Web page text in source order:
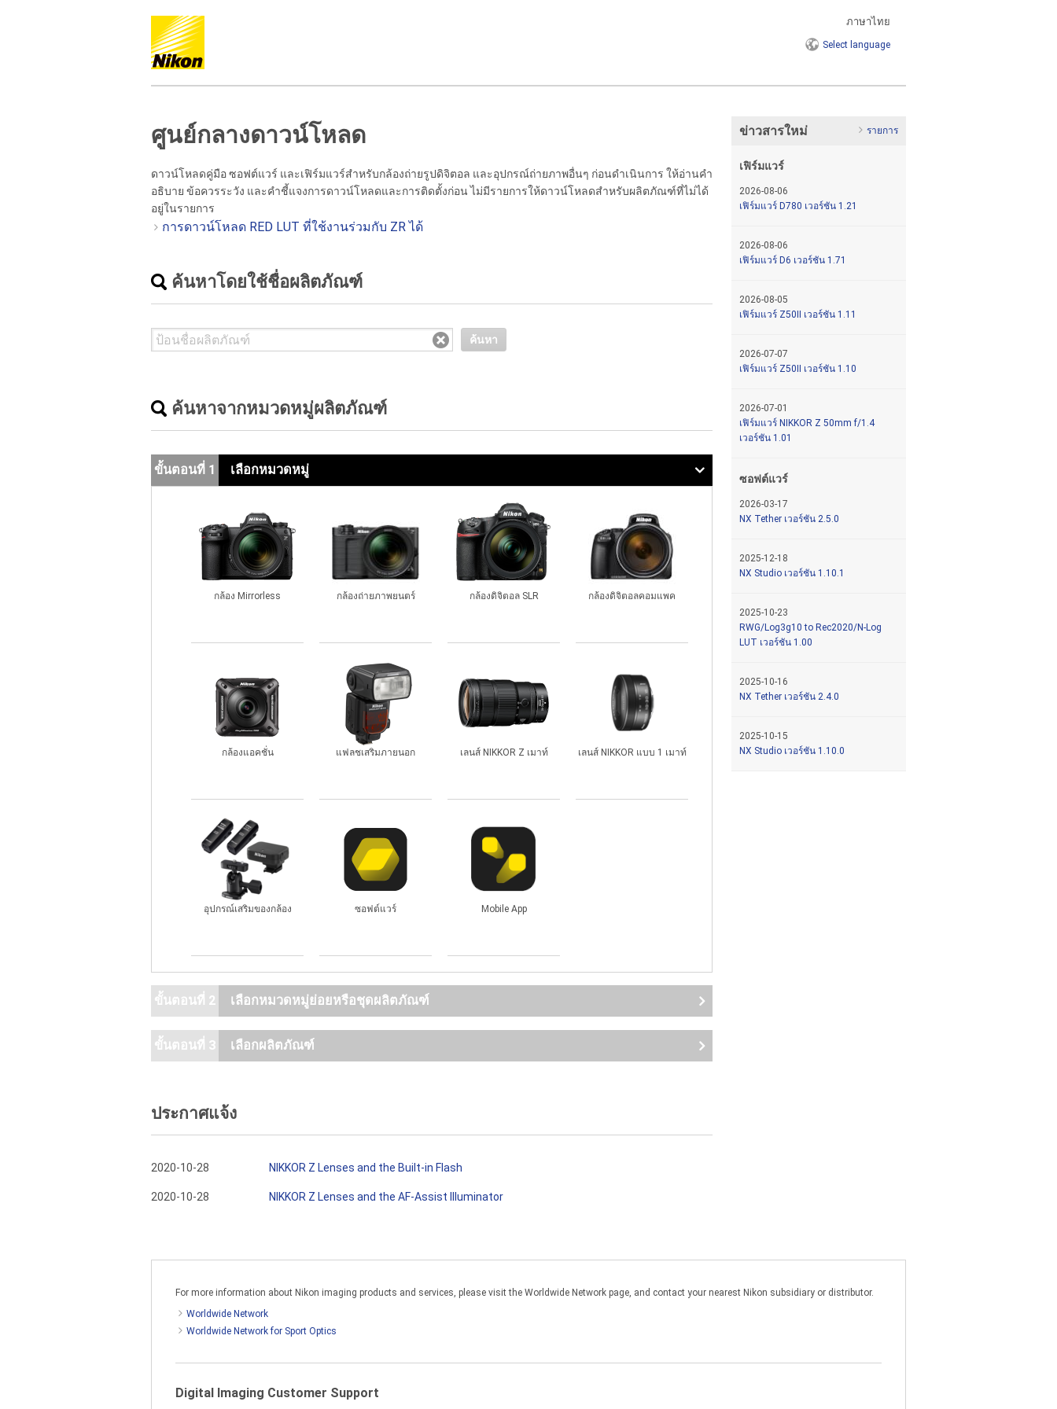
ภาษาไทย
Select language
ศูนย์กลางดาวน์โหลด
ดาวน์โหลดคู่มือ ซอฟต์แวร์ และเฟิร์มแวร์สำหรับกล้องถ่ายรูปดิจิตอล และอุปกรณ์ถ่ายภาพอื่นๆ ก่อนดำเนินการ ให้อ่านคำ
อธิบาย ข้อควรระวัง และคำชี้แจงการดาวน์โหลดและการติดตั้งก่อน ไม่มีรายการให้ดาวน์โหลดสำหรับผลิตภัณฑ์ที่ไม่ได้
อยู่ในรายการ
การดาวน์โหลด RED LUT ที่ใช้งานร่วมกับ ZR ได้
ค้นหาโดยใช้ชื่อผลิตภัณฑ์
ค้นหา
ค้นหาจากหมวดหมู่ผลิตภัณฑ์
ขั้นตอนที่ 1 เลือกหมวดหมู่
กล้อง Mirrorless กล้องถ่ายภาพยนตร์ กล้องดิจิตอล SLR กล้องดิจิตอลคอมแพค
กล้องแอคชั่น แฟลชเสริมภายนอก เลนส์ NIKKOR Z เมาท์ เลนส์ NIKKOR แบบ 1 เมาท์
อุปกรณ์เสริมของกล้อง ซอฟต์แวร์ Mobile App
ขั้นตอนที่ 2 เลือกหมวดหมู่ย่อยหรือชุดผลิตภัณฑ์
ขั้นตอนที่ 3 เลือกผลิตภัณฑ์
ประกาศแจ้ง
2020-10-28 NIKKOR Z Lenses and the Built-in Flash
2020-10-28 NIKKOR Z Lenses and the AF-Assist Illuminator
ข่าวสารใหม่ รายการ
เฟิร์มแวร์
2026-08-06
เฟิร์มแวร์ D780 เวอร์ชัน 1.21
2026-08-06
เฟิร์มแวร์ D6 เวอร์ชัน 1.71
2026-08-05
เฟิร์มแวร์ Z50II เวอร์ชัน 1.11
2026-07-07
เฟิร์มแวร์ Z50II เวอร์ชัน 1.10
2026-07-01
เฟิร์มแวร์ NIKKOR Z 50mm f/1.4
เวอร์ชัน 1.01
ซอฟต์แวร์
2026-03-17
NX Tether เวอร์ชัน 2.5.0
2025-12-18
NX Studio เวอร์ชัน 1.10.1
2025-10-23
RWG/Log3g10 to Rec2020/N-Log
LUT เวอร์ชัน 1.00
2025-10-16
NX Tether เวอร์ชัน 2.4.0
2025-10-15
NX Studio เวอร์ชัน 1.10.0
For more information about Nikon imaging products and services, please visit the Worldwide Network page, and contact your nearest Nikon subsidiary or distributor.
Worldwide Network
Worldwide Network for Sport Optics
Digital Imaging Customer Support